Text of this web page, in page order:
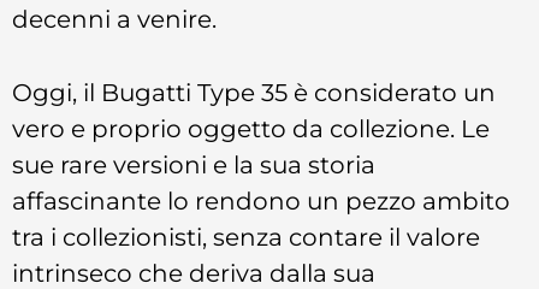
decenni a venire.
Oggi, il Bugatti Type 35 è considerato un
vero e proprio oggetto da collezione. Le
sue rare versioni e la sua storia
affascinante lo rendono un pezzo ambito
tra i collezionisti, senza contare il valore
intrinseco che deriva dalla sua